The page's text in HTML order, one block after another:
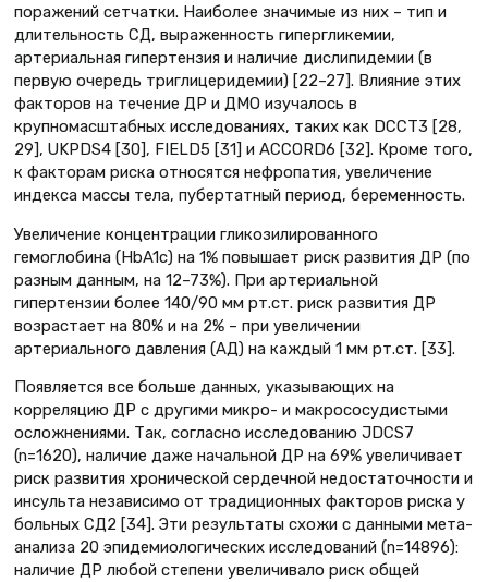
поражений сетчатки. Наиболее значимые из них – тип и
длительность СД, выраженность гипергликемии,
артериальная гипертензия и наличие дислипидемии (в
первую очередь триглицеридемии) [22–27]. Влияние этих
факторов на течение ДР и ДМО изучалось в
крупномасштабных исследованиях, таких как DCCT3 [28,
29], UKPDS4 [30], FIELD5 [31] и ACCORD6 [32]. Кроме того,
к факторам риска относятся нефропатия, увеличение
индекса массы тела, пубертатный период, беременность.
Увеличение концентрации гликозилированного
гемоглобина (HbA1c) на 1% повышает риск развития ДР (по
разным данным, на 12–73%). При артериальной
гипертензии более 140/90 мм рт.ст. риск развития ДР
возрастает на 80% и на 2% – при увеличении
артериального давления (АД) на каждый 1 мм рт.ст. [33].
Появляется все больше данных, указывающих на
корреляцию ДР с другими микро- и макрососудистыми
осложнениями. Так, согласно исследованию JDCS7
(n=1620), наличие даже начальной ДР на 69% увеличивает
риск развития хронической сердечной недостаточности и
инсульта независимо от традиционных факторов риска у
больных СД2 [34]. Эти результаты схожи с данными мета-
анализа 20 эпидемиологических исследований (n=14896):
наличие ДР любой степени увеличивало риск общей